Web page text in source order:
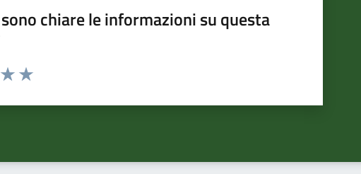
chiare le informazioni su questa
stelle la pagina